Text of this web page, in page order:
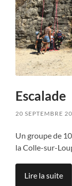
Escalade
20 SEPTEMBRE
Un groupe de
la Colle-sur-
Lire la suite